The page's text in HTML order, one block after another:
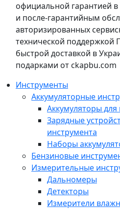
официальной гарантией
и после-гарантийным
авторизированных
технической поддержкой
быстрой доставкой в
подарками от ckapbu.com
Инструменты
Аккумуляторные
Аккумуляторы для
Зарядные
инструмента
Наборы
Бензиновые
Измерительные
Дальномеры
Детекторы
Измерители